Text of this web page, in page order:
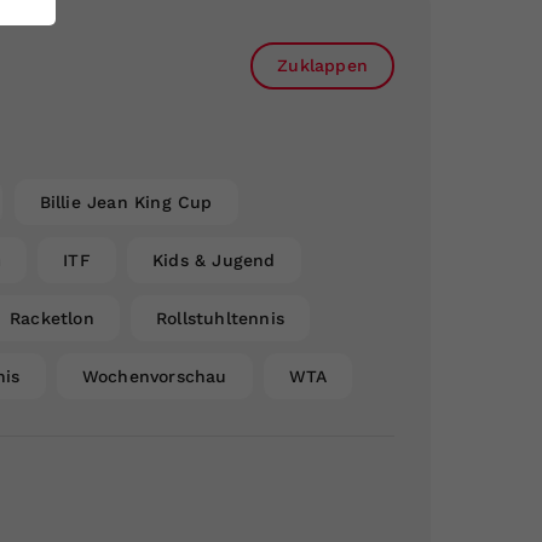
Zuklappen
Billie Jean King Cup
ITF Kids & Jugend
Racketlon Rollstuhltennis
Wochenvorschau WTA